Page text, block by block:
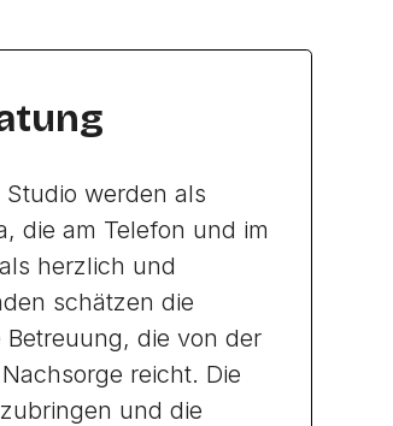
werden als
die am Telefon und im
herzlich und
schätzen die
die von der
reicht. Die
und die